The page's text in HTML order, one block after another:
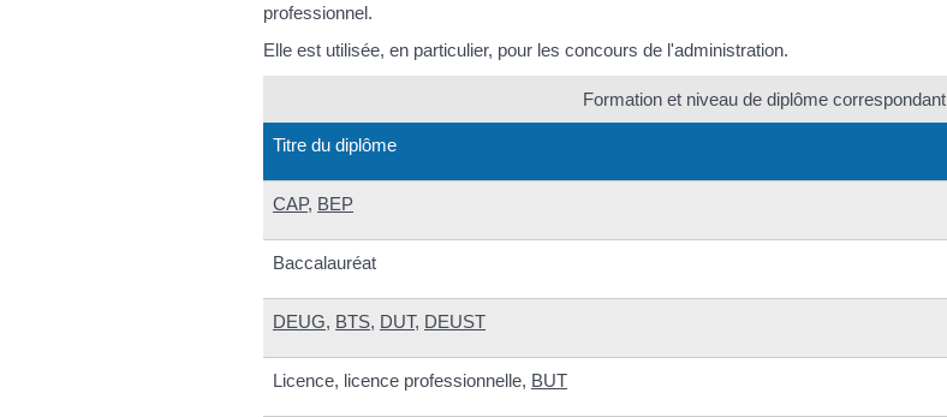
professionnel.
Elle est utilisée, en particulier, pour les concours de l'administration.
Formation et niveau de diplôme correspondant
Titre du diplôme
CAP, BEP
Baccalauréat
DEUG, BTS, DUT, DEUST
Licence, licence professionnelle, BUT